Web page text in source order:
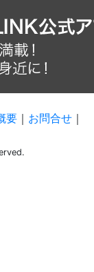
要 ｜ お問合せ ｜